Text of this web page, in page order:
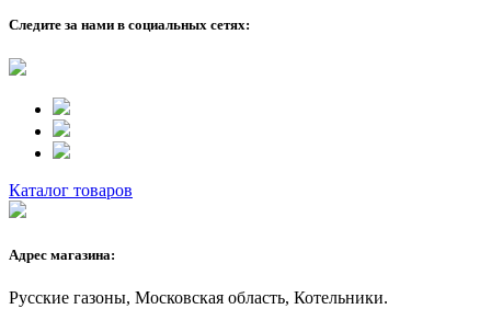
Следите за нами в социальных сетях:
Каталог товаров
Адрес магазина:
Русские газоны, Московская область, Котельники.